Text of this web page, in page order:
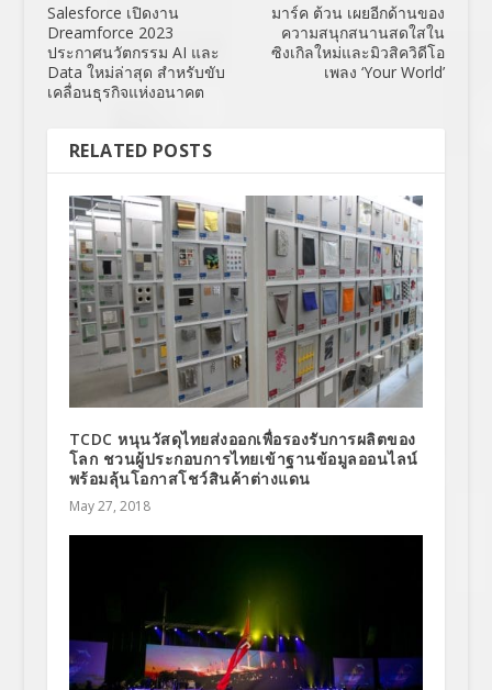
Salesforce เปิดงาน
Dreamforce 2023
ประกาศนวัตกรรม AI และ
Data ใหม่ล่าสุด สำหรับขับ
เคลื่อนธุรกิจแห่งอนาคต
มาร์ค ต้วน เผยอีกด้านของ
ความสนุกสนานสดใสใน
ซิงเกิลใหม่และมิวสิควิดีโอ
เพลง ‘Your World’
RELATED POSTS
TCDC หนุนวัสดุไทยส่งออกเพื่อรองรับการผลิตของ
โลก ชวนผู้ประกอบการไทยเข้าฐานข้อมูลออนไลน์
พร้อมลุ้นโอกาสโชว์สินค้าต่างแดน
May 27, 2018